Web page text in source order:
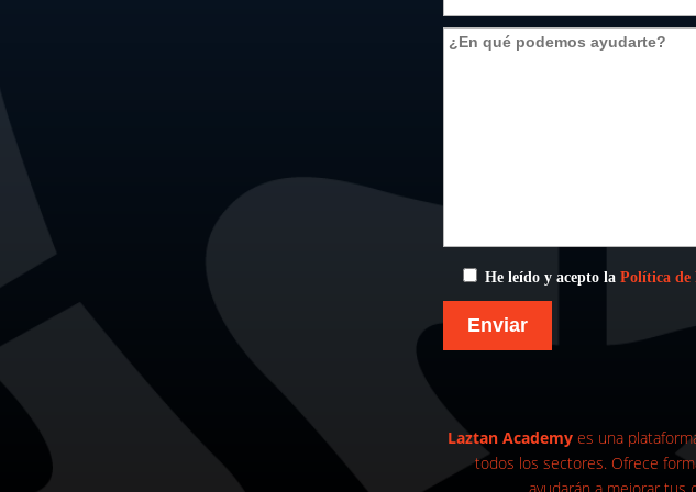
He leído y acepto laPolítica de
Laztan Academyes una
todos los sectores. Ofrece
ayudarán a mejorar tus